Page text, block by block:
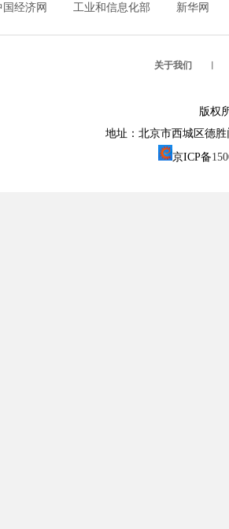
国经济网 工业和信息化部 新华网
关于我们 ︱
版权
地址：北京市西城区德
京ICP备